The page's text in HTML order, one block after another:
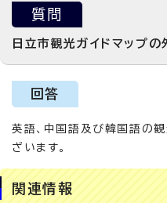
質問
日立市観光ガイドマップの
回答
英語、中国語及び韓国語の
ざいます。
関連情報